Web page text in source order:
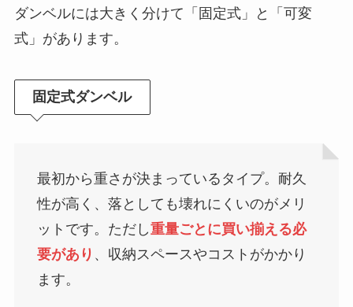
ダンベルには大きく分けて「固定式」と「可変
式」があります。
固定式ダンベル
最初から重さが決まっているタイプ。耐久
性が高く、落としても壊れにくいのがメリ
ットです。ただし重量ごとに買い揃える必
要があり 、収納スペースやコストがかかり
ます。